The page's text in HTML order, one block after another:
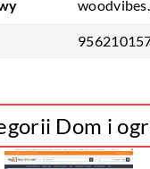
Dom i